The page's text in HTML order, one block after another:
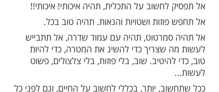
את הדברים כמו רשימת מסרים לעצמו:
מצוין, גם כשאתה לבד, יש לך הרבה זמן
פשוט טוב. ככל שתחשוב יותר וגם לפני כל
אתה תעשה יותר טוב, ופחות דברים שאתה